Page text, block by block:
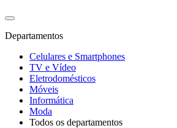
Departamentos
Celulares e Smartphones
TV e Vídeo
Eletrodomésticos
Móveis
Informática
Moda
Todos os departamentos